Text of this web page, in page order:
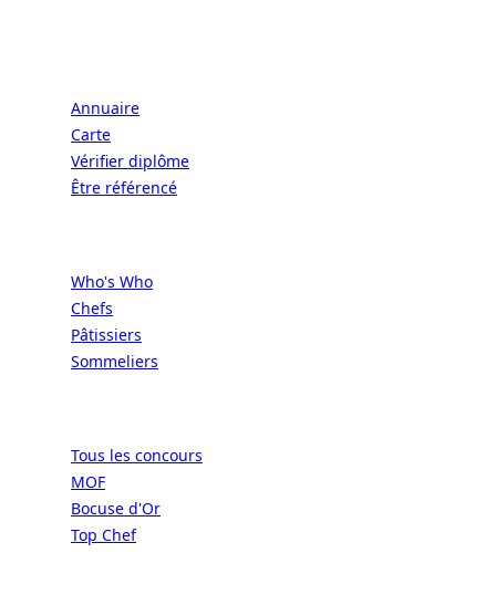
Annuaire
Carte
Vérifier diplôme
Être référencé
Who's Who
Chefs
Pâtissiers
Sommeliers
Tous les concours
MOF
Bocuse d'Or
Top Chef